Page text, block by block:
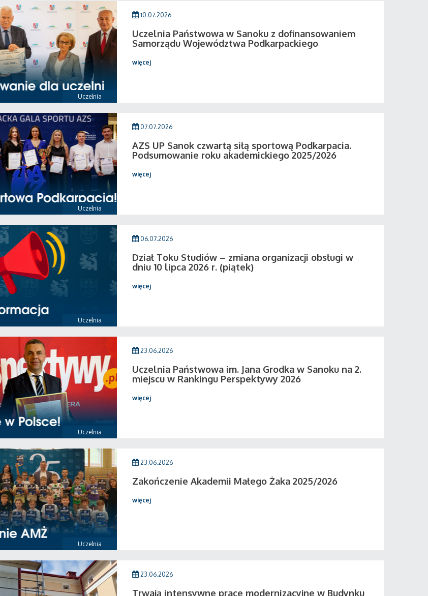
Uczelnia
10.07.2026
Uczelnia Państwowa w Sanoku z dofinansowaniem
Samorządu Województwa Podkarpackiego
więcej
Uczelnia
07.07.2026
AZS UP Sanok czwartą siłą sportową Podkarpacia.
Podsumowanie roku akademickiego 2025/2026
więcej
Uczelnia
06.07.2026
Dział Toku Studiów – zmiana organizacji obsługi w
dniu 10 lipca 2026 r. (piątek)
więcej
Uczelnia
23.06.2026
Uczelnia Państwowa im. Jana Grodka w Sanoku na 2.
miejscu w Rankingu Perspektywy 2026
więcej
Uczelnia
23.06.2026
Zakończenie Akademii Małego Żaka 2025/2026
więcej
23.06.2026
Trwają intensywne prace modernizacyjne w Budynku